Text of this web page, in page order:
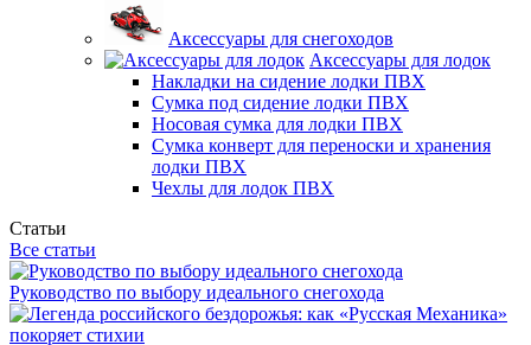
Аксессуары для снегоходов
Аксессуары для лодок
Накладки на сидение лодки ПВХ
Сумка под сидение лодки ПВХ
Носовая сумка для лодки ПВХ
Сумка конверт для переноски и хранения
лодки ПВХ
Чехлы для лодок ПВХ
Статьи
Все статьи
Руководство по выбору идеального снегохода